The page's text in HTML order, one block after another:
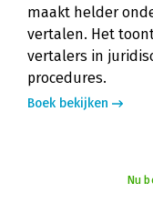
maakt helder
vertalen. Het
vertalers in
procedures.
Boek bekijken
Nu